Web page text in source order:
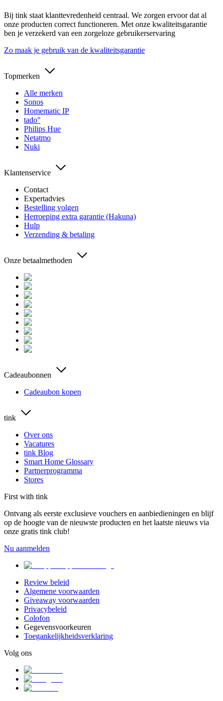
Bij tink staat klanttevredenheid centraal. We zorgen ervoor dat al
onze producten correct functioneren. Met onze kwaliteitsgarantie
ben je verzekerd van een zorgeloze gebruikerservaring
Zo maak je gebruik van de kwaliteitsgarantie
Topmerken
Alle merken
Sonos
Homematic IP
tado°
Philips Hue
Netatmo
Nuki
Klantenservice
Contact
Expertadvies
Bestelling volgen
Herroeping extra garantie (Hakuna)
Hulp
Verzending & betaling
Onze betaalmethoden
Cadeaubonnen
Cadeaubon kopen
tink
Over ons
Vacatures
tink Blog
Smart Home Glossary
Partnerprogramma
Stores
First with tink
Ontvang als eerste exclusieve vouchers en aanbiedieningen en blijf
op de hoogte van de nieuwste producten en het laatste nieuws via
onze gratis tink club!
Nu aanmelden
Review beleid
Algemene voorwaarden
Giveaway voorwaarden
Privacybeleid
Colofon
Gegevensvoorkeuren
Toegankelijkheidsverklaring
Volg ons